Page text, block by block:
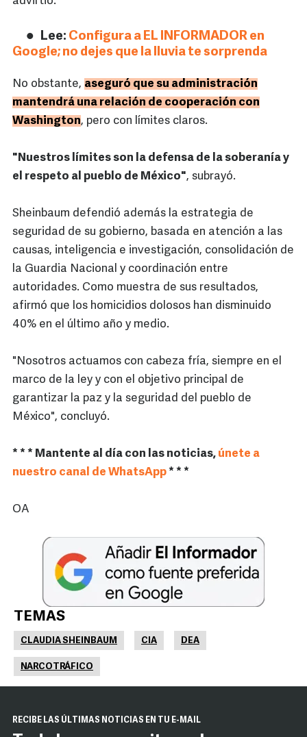
Lee: Configura a EL INFORMADOR en
Google; no dejes que la lluvia te sorprenda
No obstante, aseguró que su administración
mantendrá una relación de cooperación con
Washington, pero con límites claros.
"Nuestros límites son la defensa de la soberanía y
el respeto al pueblo de México", subrayó.
Sheinbaum defendió además la estrategia de
seguridad de su gobierno, basada en atención a las
causas, inteligencia e investigación, consolidación de
la Guardia Nacional y coordinación entre
autoridades. Como muestra de sus resultados,
afirmó que los homicidios dolosos han disminuido
40% en el último año y medio.
"Nosotros actuamos con cabeza fría, siempre en el
marco de la ley y con el objetivo principal de
garantizar la paz y la seguridad del pueblo de
México", concluyó.
* * * Mantente al día con las noticias, únete a
nuestro canal de WhatsApp* * *
OA
TEMAS
CLAUDIA SHEINBAUM CIA DEA
NARCOTRÁFICO
RECIBE LAS ÚLTIMAS NOTICIAS EN TU E-MAIL